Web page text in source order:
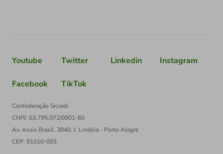
Youtube Twitter Linkedin Instagram
Facebook TikTok
Confederação Sicredi
CNPJ: 03.795.072/0001-60
Av. Assis Brasil, 3940, J. Lindóia - Porto Alegre
CEP: 91010-003